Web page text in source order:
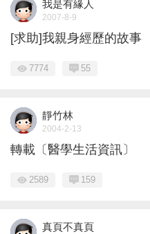
我是有緣人
2007-8-9
[求助]我親身經歷的故事
7774 55
靜竹林
2004-2-13
轉載〔醫學生活資訊〕
2589 159
真頁不真頁